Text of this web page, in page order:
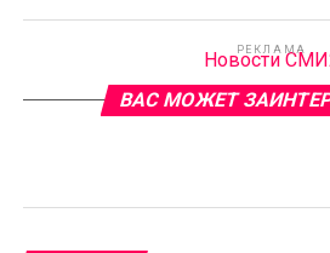
РЕКЛАМА
Новости
ВАС МОЖЕТ